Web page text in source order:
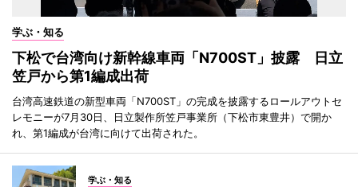
学ぶ・知る
下松で台湾向け新幹線車両「N700ST」披露 日立
笠戸から第1編成出荷
台湾高速鉄道の新型車両「N700ST」の完成を披露するロールアウトセ
レモニーが7月30日、日立製作所笠戸事業所（下松市東豊井）で開か
れ、第1編成が台湾に向けて出荷された。
学ぶ・知る